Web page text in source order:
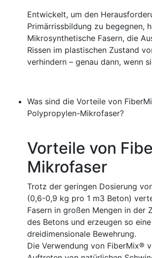
Entwickelt, um den
Primärrissbildung zu begegnen,
Mikrosynthetische Fasern, die
Rissen im plastischen Zustand
verhindern – genau dann, wenn
Was sind die Vorteile von
Polypropylen-Mikrofaser?
Vorteile von
Mikrofaser
Trotz der geringen Dosierung
(0,6-0,9 kg pro 1 m3 Beton)
Fasern in großen Mengen in der
des Betons und erzeugen so eine
dreidimensionale Bewehrung.
Die Verwendung von FiberMix®